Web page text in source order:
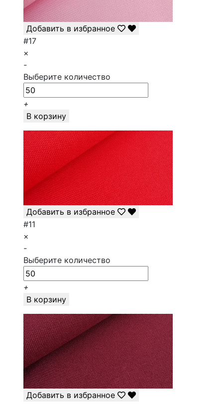
Добавить в избранное
#17
×
-
Выберите количество
+
В корзину
Добавить в избранное
#11
×
-
Выберите количество
+
В корзину
Добавить в избранное